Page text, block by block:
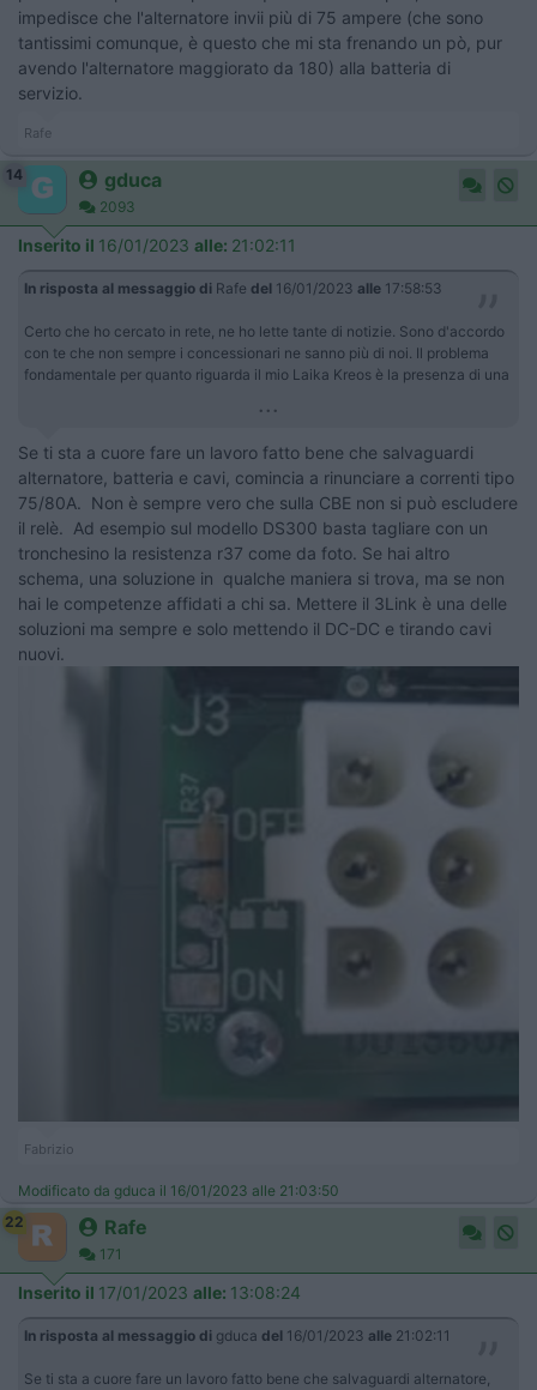
impedisce che l'alternatore invii più di 75 ampere (che sono
tantissimi comunque, è questo che mi sta frenando un pò, pur
avendo l'alternatore maggiorato da 180) alla batteria di
servizio.
Rafe
14 gduca
2093
Inserito il 16/01/2023 alle: 21:02:11
In risposta al messaggio di Rafe del 16/01/2023 alle 17:58:53
Certo che ho cercato in rete, ne ho lette tante di notizie. Sono d'accordo
con te che non sempre i concessionari ne sanno più di noi. Il problema
fondamentale per quanto riguarda il mio Laika Kreos è la presenza di una
...
Se ti sta a cuore fare un lavoro fatto bene che salvaguardi
alternatore, batteria e cavi, comincia a rinunciare a correnti tipo
75/80A. Non è sempre vero che sulla CBE non si può escludere
il relè. Ad esempio sul modello DS300 basta tagliare con un
tronchesino la resistenza r37 come da foto. Se hai altro
schema, una soluzione in qualche maniera si trova, ma se non
hai le competenze affidati a chi sa. Mettere il 3Link è una delle
soluzioni ma sempre e solo mettendo il DC-DC e tirando cavi
nuovi.
Fabrizio
Modificato da gduca il 16/01/2023 alle 21:03:50
22
Rafe
171
Inserito il 17/01/2023 alle: 13:08:24
In risposta al messaggio di gduca del 16/01/2023 alle 21:02:11
Se ti sta a cuore fare un lavoro fatto bene che salvaguardi alternatore,